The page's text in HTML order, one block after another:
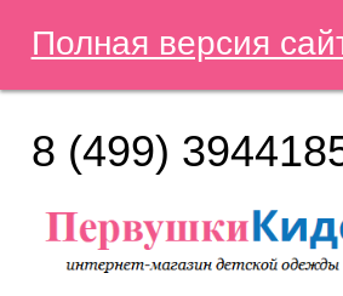
Полная версия
8 (499)